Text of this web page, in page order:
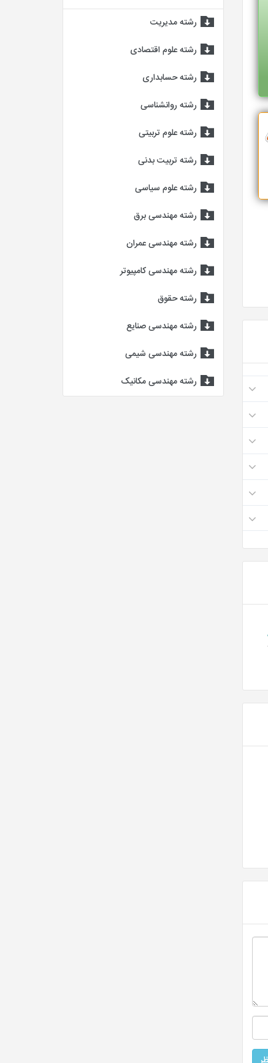
رشته مدیریت
رشته علوم اقتصادی
رشته حسابداری
رشته روانشناسی
رشته علوم تربیتی
رشته تربیت بدنی
رشته علوم سیاسی
رشته مهندسی برق
رشته مهندسی عمران
رشته مهندسی کامپیوتر
رشته حقوق
رشته مهندسی صنایع
رشته مهندسی شیمی
رشته مهندسی مکانیک